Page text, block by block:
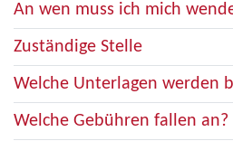
An wen muss ich mich
Zuständige Stelle
Welche Unterlagen werden
Welche Gebühren fallen an?